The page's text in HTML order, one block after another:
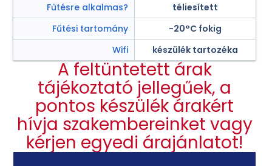
Fűtésre alkalmas?
Fűtési tartomány
Wifi
téliesített
-20°C fokig
készülék tartozéka
A feltüntetett árak
tájékoztató jellegűek, a
pontos készülék árakért
hívja szakembereinket vagy
kérjen egyedi árajánlatot!